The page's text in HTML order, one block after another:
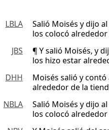
LBLA Salió Moisés y dijo
los colocó
JBS
¶ Y salió Moisés, y
los hizo estar
DHH
Moisés salió y
alrededor de la
NBLA
Salió Moisés y dijo
los colocó